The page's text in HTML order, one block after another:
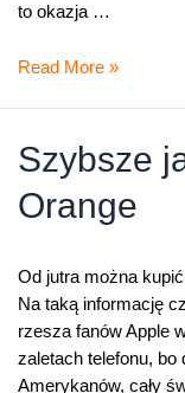
to okazja …
iPhone
nigdy
wcześniej
Read More »
Szybsze
Orange
Od jutra można
Na taką informację
rzesza fanów Apple
zaletach telefonu,
Amerykanów, cały